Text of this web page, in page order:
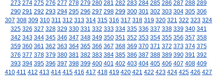
273 274 275 276 277 278 279 280 281 282 283 284 285 286 287 288 289
290 291 292 293 294 295 296 297 298 299 300 301 302 303 304 305 306
307 308 309 310 311 312 313 314 315 316 317 318 319 320 321 322 323 324
325 326 327 328 329 330 331 332 333 334 335 336 337 338 339 340 341
342 343 344 345 346 347 348 349 350 351 352 353 354 355 356 357 358
359 360 361 362 363 364 365 366 367 368 369 370 371 372 373 374 375
376 377 378 379 380 381 382 383 384 385 386 387 388 389 390 391 392
393 394 395 396 397 398 399 400 401 402 403 404 405 406 407 408 409
410 411 412 413 414 415 416 417 418 419 420 421 422 423 424 425 426 427